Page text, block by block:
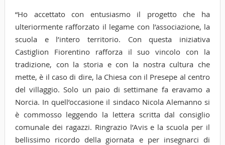
“Ho accettato con entusiasmo il progetto che ha
ulteriormente rafforzato il legame con l’associazione, la
scuola e l’intero territorio. Con questa iniziativa
Castiglion Fiorentino rafforza il suo vincolo con la
tradizione, con la storia e con la nostra cultura che
mette, è il caso di dire, la Chiesa con il Presepe al centro
del villaggio. Solo un paio di settimane fa eravamo a
Norcia. In quell’occasione il sindaco Nicola Alemanno si
è commosso leggendo la lettera scritta dal consiglio
comunale dei ragazzi. Ringrazio l’Avis e la scuola per il
bellissimo ricordo della giornata e per insegnarci di